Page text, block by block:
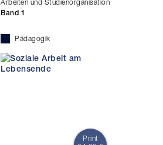
Arbeiten und Studienorganisation
Band 1
Pädagogik
Print